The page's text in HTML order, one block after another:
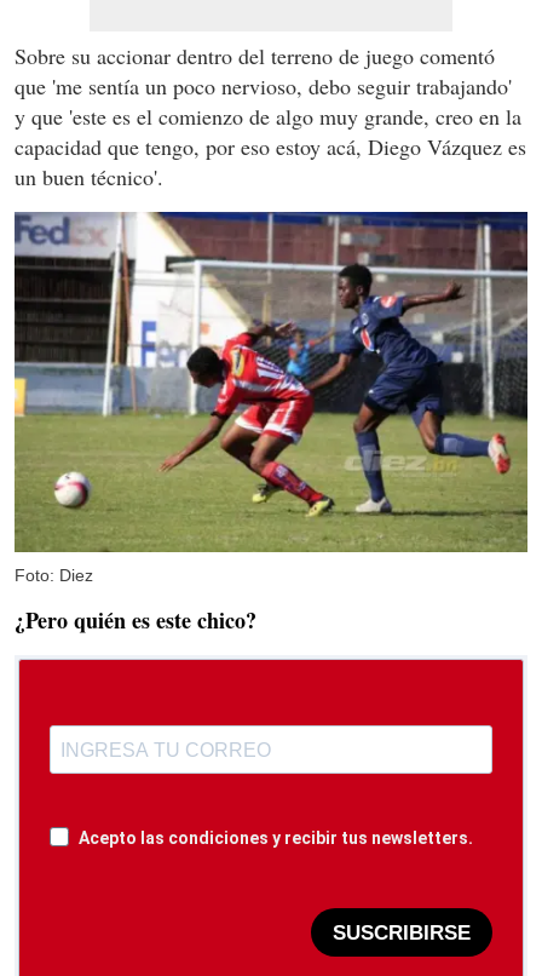
Sobre su accionar dentro del terreno de juego comentó
que 'me sentía un poco nervioso, debo seguir trabajando'
y que 'este es el comienzo de algo muy grande, creo en la
capacidad que tengo, por eso estoy acá, Diego Vázquez es
un buen técnico'.
Foto: Diez
¿Pero quién es este chico?
Acepto las condiciones y recibir tus newsletters.
SUSCRIBIRSE